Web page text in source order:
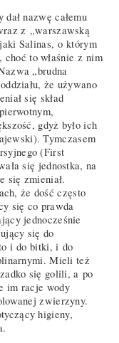
nazwę całemu
z „warszawską
Salinas, o którym
to właśnie z nim
„brudna
że używano
się skład
gdyż było ich
Tymczasem
(First
się jednostka, na
się zmieniał.
że dość często
się co prawda
jednocześnie
się do
i do bitki, i do
Mieli też
się golili, a po
im racje wody
zwierzyny.
higieny,